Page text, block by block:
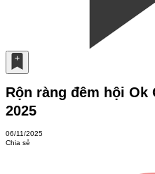
Rộn ràng đêm hội
2025
06/11/2025
Chia sẻ